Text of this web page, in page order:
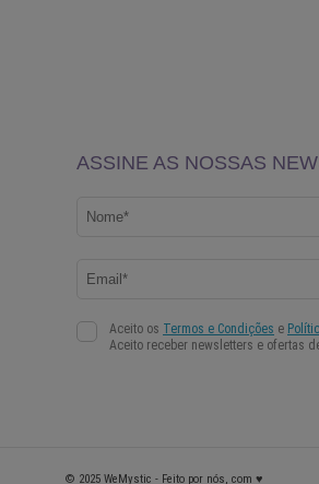
© 2025 WeMystic - Feito por nós, com ♥